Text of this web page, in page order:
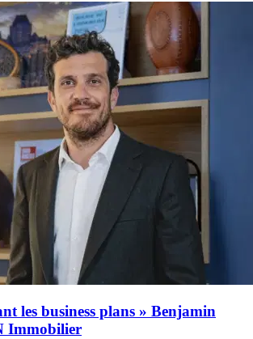
les business plans » Benjamin
Immobilier